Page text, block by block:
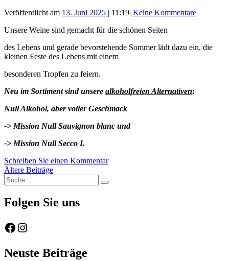
Veröffentlicht am 13. Juni 2025 | 11:19| Keine Kommentare
Unsere Weine sind gemacht für die schönen Seiten
des Lebens und gerade bevorstehende Sommer lädt dazu ein, die
kleinen Feste des Lebens mit einem
besonderen Tropfen zu feiern.
Neu im Sortiment sind unsere alkoholfreien Alternativen:
Null Alkohol, aber voller Geschmack
-> Mission Null Sauvignon blanc und
-> Mission Null Secco I.
Schreiben Sie einen Kommentar
Beitragsnavigation
Ältere Beiträge
Suche
nach:
Suche
Folgen Sie uns
Facebook
Instagram
Neuste Beiträge